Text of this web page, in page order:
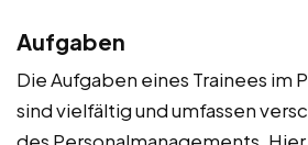
Aufgaben
Die Aufgaben eines Trainees im
sind vielfältig und umfassen